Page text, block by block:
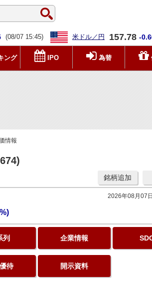
(08/07 15:45) 米ドル／円 157.78 -
ング IPO 為替
情報
銘柄追加
2026年08月07
列 企業情報
待 開示資料